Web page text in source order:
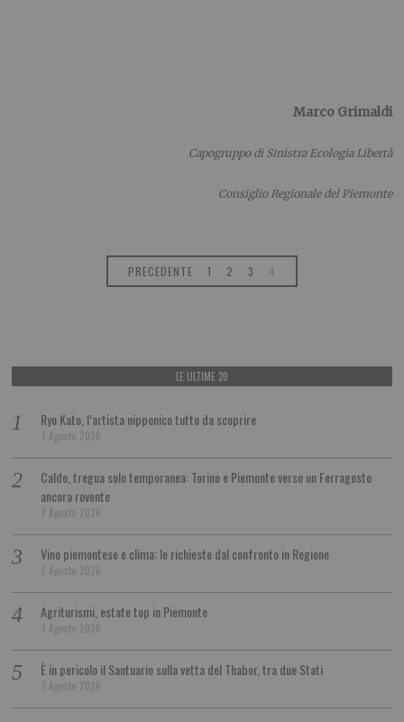
Marco Grimaldi
Capogruppo di Sinistra Ecologia Libertà
Consiglio Regionale del Piemonte
PRECEDENTE 1 2 3 4
LE ULTIME 20
Ryo Kato, l’artista nipponico tutto da scoprire
7 Agosto 2026
Caldo, tregua solo temporanea: Torino e Piemonte verso un Ferragosto
ancora rovente
7 Agosto 2026
Vino piemontese e clima: le richieste dal confronto in Regione
7 Agosto 2026
Agriturismi, estate top in Piemonte
7 Agosto 2026
È in pericolo il Santuario sulla vetta del Thabor, tra due Stati
7 Agosto 2026